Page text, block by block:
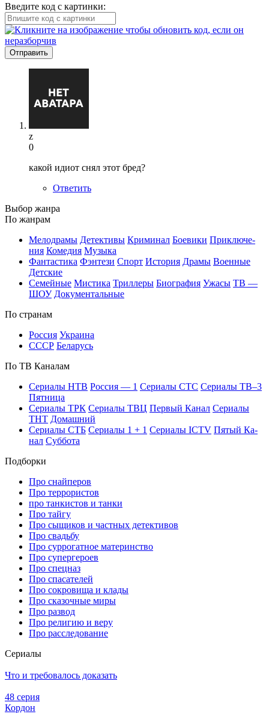
Введите код с картинки:
Отправить
z
0
какой идиот снял этот бред?
Ответить
Вы­бор жан­ра
По жан­рам
Ме­ло­дра­мы Де­тек­ти­вы Кри­ми­нал Бое­ви­ки При­клю­че­
ния Ко­ме­дия Му­зы­ка
Фан­та­сти­ка Фэн­те­зи Спорт Ис­то­рия Дра­мы Во­ен­ные
Дет­ские
Се­мей­ные Мис­ти­ка Трил­ле­ры Био­гра­фия Ужа­сы ТВ —
ШОУ До­ку­мен­таль­ные
По стра­нам
Рос­сия Ук­раи­на
СССР Бе­ла­русь
По ТВ Ка­на­лам
Се­риа­лы НТВ Рос­сия — 1 Се­риа­лы СТС Се­риа­лы ТВ–3
Пят­ни­ца
Се­риа­лы ТРК Се­риа­лы ТВЦ Пер­вый Ка­нал Се­риа­лы
ТНТ До­маш­ний
Се­риа­лы СТБ Се­риа­лы 1 + 1 Се­риа­лы ICTV Пя­тый Ка­
нал Суб­бо­та
Подборки
Про снайперов
Про террористов
про танкистов и танки
Про тайгу
Про сыщиков и частных детективов
Про свадьбу
Про суррогатное материнство
Про супергероев
Про спецназ
Про спасателей
Про сокровища и клады
Про сказочные миры
Про развод
Про религию и веру
Про расследование
Се­риа­лы
Что и требовалось доказать
48 серия
Кордон